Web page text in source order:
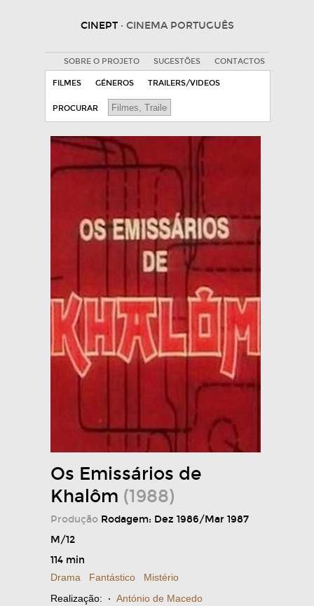
CINEPT · CINEMA PORTUGUÊS
SOBRE O PROJETO SUGESTÕES CONTACTOS
FILMES GÉNEROS TRAILERS/VIDEOS
PROCURAR
Os Emissários de
Khalôm (1988)
Produção Rodagem: Dez 1986/Mar 1987
M/12
114 min
Drama Fantástico
Mistério
Realização: · António de Macedo